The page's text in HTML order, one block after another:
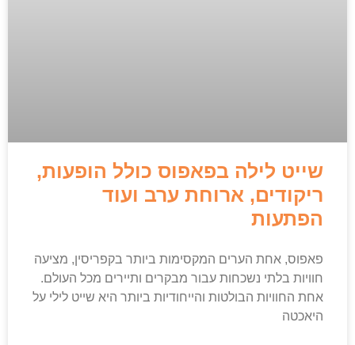
שייט לילה בפאפוס כולל הופעות,
ריקודים, ארוחת ערב ועוד
הפתעות
פאפוס, אחת הערים המקסימות ביותר בקפריסין, מציעה
חוויות בלתי נשכחות עבור מבקרים ותיירים מכל העולם.
אחת החוויות הבולטות והייחודיות ביותר היא שייט לילי על
היאכטה